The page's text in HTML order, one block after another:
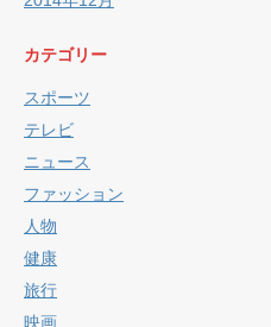
カテゴリー
スポーツ
テレビ
ニュース
ファッション
人物
健康
旅行
映画